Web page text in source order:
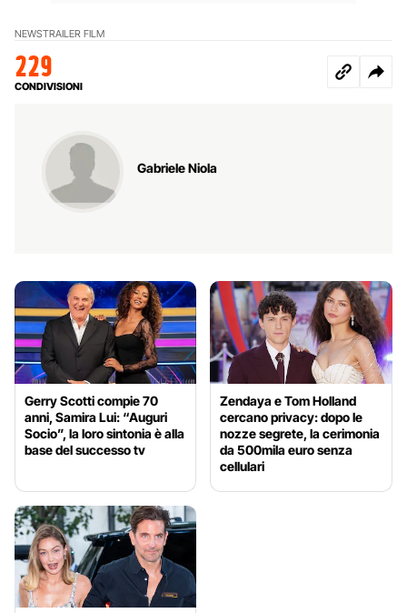
NEWSTRAILER FILM
229
CONDIVISIONI
Gabriele Niola
Gerry Scotti compie 70
anni, Samira Lui: “Auguri
Socio”, la loro sintonia è alla
base del successo tv
Zendaya e Tom Holland
cercano privacy: dopo le
nozze segrete, la cerimonia
da 500mila euro senza
cellulari